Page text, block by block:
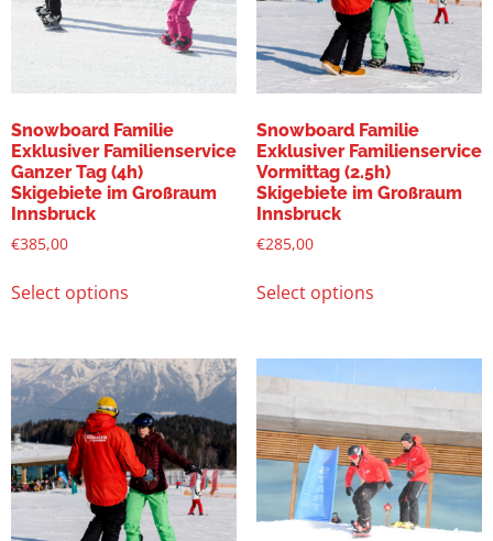
Snowboard Familie
Exklusiver Familienservice
Ganzer Tag (4h)
Skigebiete im Großraum
Innsbruck
€385,00
Select options
Snowboard Familie
Exklusiver Familienservice
Vormittag (2.5h)
Skigebiete im Großraum
Innsbruck
€285,00
Select options